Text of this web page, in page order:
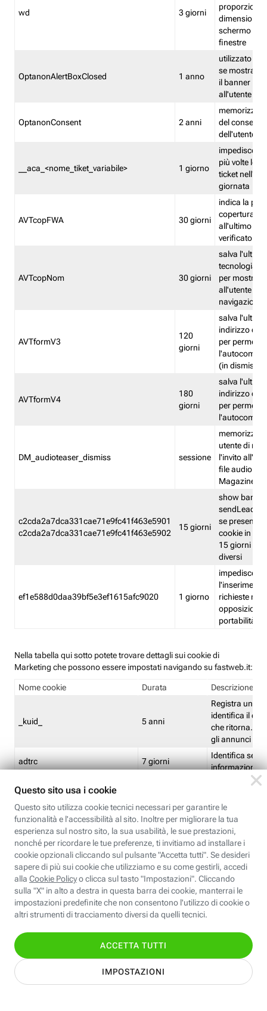
wd 3 giorni
proporzioni
dimensioni
schermo e
finestre
OptanonAlertBoxClosed 1 anno
utilizzato per
se mostrare
il banner
all'utente
OptanonConsent 2 anni
memorizza
del
dell'utente
__aca_<nome_tiket_variabile> 1 giorno
impedisce di
più volte lo
ticket
giornata
AVTcopFWA 30 giorni
indica la
copertura
all'ultimo
verificato
AVTcopNom 30 giorni
salva l'ultima
tecnologia
per
all'utente
navigazione
AVTformV3
120
giorni
salva l'ultimo
indirizzo di
per
(in
AVTformV4
180
giorni
salva l'ultimo
indirizzo di
per
DM_audioteaser_dismiss sessione
memorizza
utente di
l'invito
file audio del
Magazine
c2cda2a7dca331cae71e9fc41f463e5901
c2cda2a7dca331cae71e9fc41f463e5902
15 giorni
show banner
sendLead
se presenti
cookie in un
15 giorni e
diversi
ef1e588d0daa39bf5e3ef1615afc9020 1 giorno
impedisce
l'inserimento
richieste
opposizione
portabilità
Nella tabella qui sotto potete trovare dettagli sui cookie di
Marketing che possono essere impostati navigando su fastweb.it:
Nome cookie Durata Descrizione
_kuid_ 5 anni
Registra un ID
identifica il
che ritorna.
gli annunci
adtrc 7 giorni
Identifica se
informazioni
CFFC<TagID>
Limite di
CM 1 giorno
Identifica se
ricontrollare
corrispondenti
(impostata da
CM14 14 giorni
Identifica se
ricontrollare
corrispondenti
(impostata da
pagine
EBFC<BannerID> 7 giorni
Identifica la
banner
Identifica la